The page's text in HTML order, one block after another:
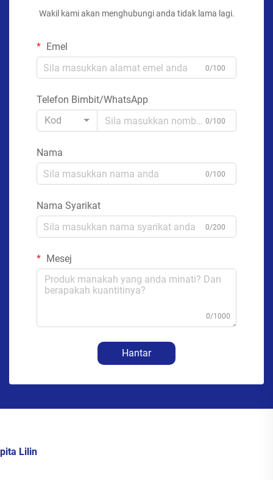
Wakil kami akan menghubungi anda tidak lama lagi.
Emel
0/100
Telefon Bimbit/WhatsApp
Kod
0/100
Nama
0/100
Nama Syarikat
0/200
Mesej
0/1000
Hantar
pita Lilin